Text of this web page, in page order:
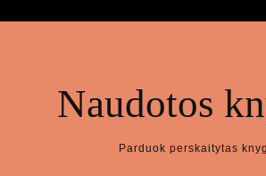
Naudotos
Parduok perskaitytas